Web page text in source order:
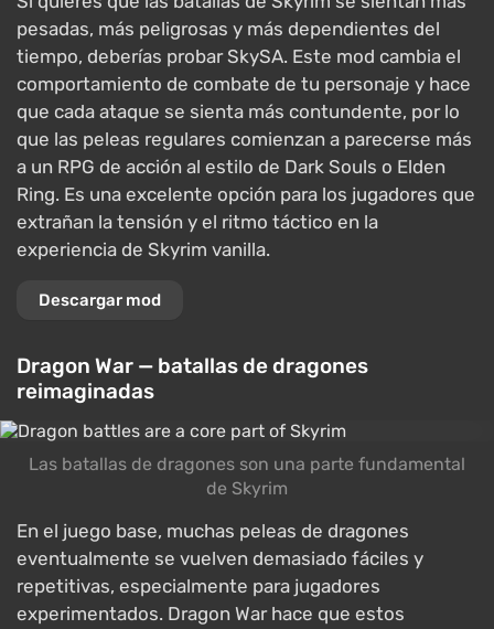
pesadas, más peligrosas y más dependientes del
tiempo, deberías probar SkySA. Este mod cambia el
comportamiento de combate de tu personaje y hace
que cada ataque se sienta más contundente, por lo
que las peleas regulares comienzan a parecerse más
a un RPG de acción al estilo de Dark Souls o Elden
Ring. Es una excelente opción para los jugadores que
extrañan la tensión y el ritmo táctico en la
experiencia de Skyrim vanilla.
Descargar mod
Dragon War — batallas de dragones
reimaginadas
Las batallas de dragones son una parte fundamental
de Skyrim
En el juego base, muchas peleas de dragones
eventualmente se vuelven demasiado fáciles y
repetitivas, especialmente para jugadores
experimentados. Dragon War hace que estos